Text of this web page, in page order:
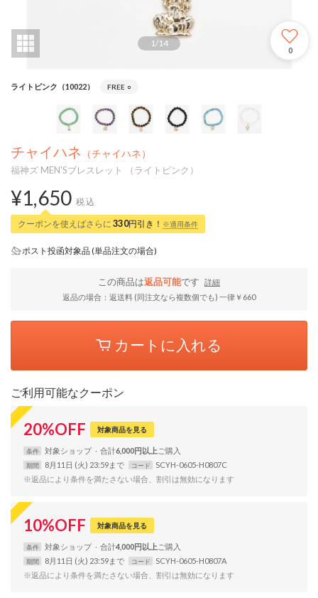
1/14
0
ライトピンク（10022） FREE ○
チャイハネ （チャイハネ）
福神ズ MEN'Sブレスレット （ライトピンク）
¥1,650 税込
クーポンを使えばさらに 330円引き！ ※適用条件
ポスト投函対象品 (単品注文の場合)
この商品は返品可能です
詳細
返品の場合：返送料 (同注文なら複数個でも) 一律￥660
カートに入れる
ご利用可能なクーポン
20%OFF 対象商品を見る
条件 対象ショップ 合計6,000円以上
期間 8月11日 (火) 23:59まで コード
SCYH-0605-H0807C
※返品により条件を満たさない場合、割引は無効になります
10%OFF 対象商品を見る
条件 対象ショップ 合計4,000円以上
期間 8月11日 (火) 23:59まで コード
SCYH-0605-H0807A
※返品により条件を満たさない場合、割引は無効になります